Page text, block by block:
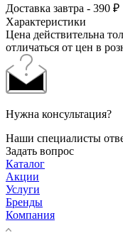
Доставка завтра - 390 ₽
Характеристики
Цена действительна
отличаться от цен в
Нужна консультация?
Наши специалисты
Задать вопрос
Каталог
Акции
Услуги
Бренды
Компания